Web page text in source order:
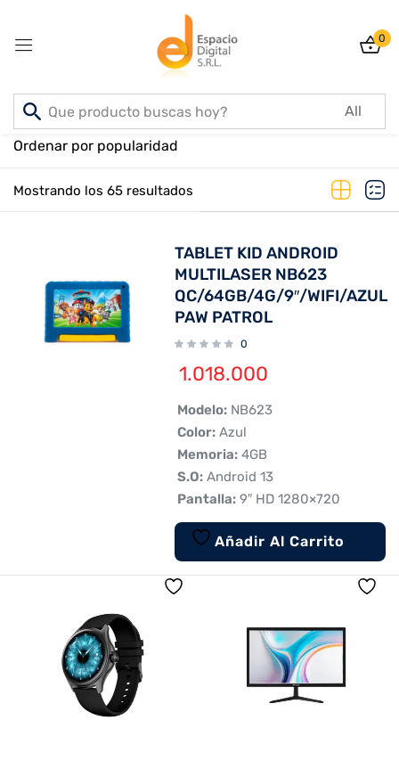
0
Inicio PRODUCTOS
Mostrando los 65 resultados
Ordenar por popularidad
TABLET KID ANDROID
MULTILASER NB623
QC/64GB/4G/9″/WIFI/AZUL
PAW PATROL
0
1.018.000
 Modelo:NB623
 Color:Azul
 Memoria:4GB
 S.O:Android 13
 Pantalla:9″ HD 1280×720
Añadir Al Carrito
Sign in
Remember me
Log In
Create an account